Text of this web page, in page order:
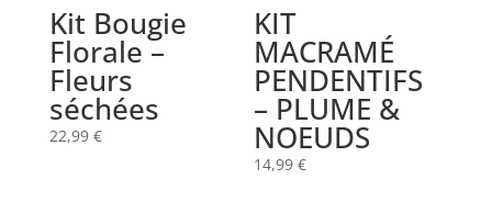
Kit Bougie
Florale –
Fleurs
séchées
22,99 €
KIT
MACRAMÉ
PENDENTIFS
– PLUME &
NOEUDS
14,99€